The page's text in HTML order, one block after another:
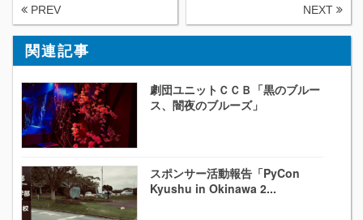
PREV NEXT
関連記事
劇団ユニットＣＣＢ「黒のブルー
ス、闇夜のブルーズ」
スポンサー活動報告「PyCon
Kyushu in Okinawa 2...